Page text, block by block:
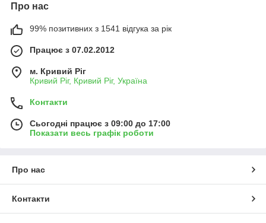
Про нас
99% позитивних з 1541 відгука за рік
Працює з 07.02.2012
м. Кривий Ріг
Кривий Ріг, Кривий Ріг, Україна
Контакти
Сьогодні працює з 09:00 до 17:00
Показати весь графік роботи
Про нас
Контакти